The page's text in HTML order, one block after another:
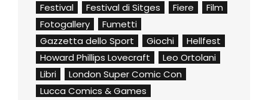
Festival
Festival di Sitges Fiere
Film
Fotogallery
Fumetti
Gazzetta dello Sport
Giochi
Hellfest
Howard Phillips Lovecraft
Leo Ortolani
Libri
London Super Comic Con
Lucca Comics & Games